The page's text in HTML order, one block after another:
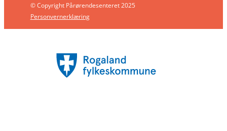
© Copyright Pårørendesenteret 2025
Personvernerklæring